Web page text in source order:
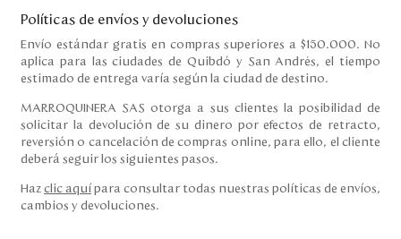
Políticas de envíos y devoluciones
Envío estándar gratis en compras superiores a $150.000. No
aplica para las ciudades de Quibdó y San Andrés, el tiempo
estimado de entrega varía según la ciudad de destino.
MARROQUINERA SAS otorga a sus clientes la posibilidad de
solicitar la devolución de su dinero por efectos de retracto,
reversión o cancelación de compras online, para ello, el cliente
deberá seguir los siguientes pasos.
Haz clic aquí para consultar todas nuestras políticas de envíos,
cambios y devoluciones.